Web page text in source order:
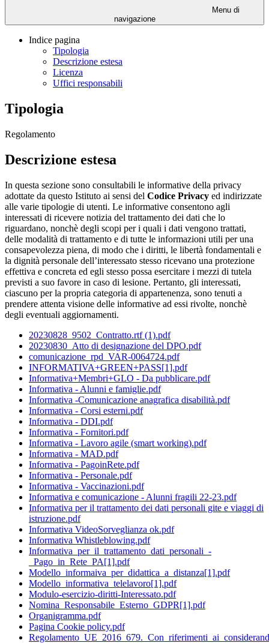
Menu di
navigazione
Indice pagina
Tipologia
Descrizione estesa
Licenza
Uffici responsabili
Tipologia
Regolamento
Descrizione estesa
In questa sezione sono consultabili le informative della privacy
adottate da questo Istituto ai sensi del Codice Privacy ed indirizzate
alle varie tipologie di utenti. Le informative consentono agli
interessati di ricevere notizia del trattamento dei dati che lo
riguardano, nonchè degli scopi per i quali i dati vengono trattati,
delle modalità di trattamento e di tutte le informazioni utili per una
consapevolezza piena, di modo che i diritti, le libertà fondamentali e
la dignità personale dell’interessato stesso ricevano una protezione
effettiva e concreta ed egli stesso possa esercitare i mezzi di tutela
previsti a suo favore in caso di lesione. Pertanto, gli interessati,
ciascuno per la propria categoria di appartenenza, sono tenuti a
prendere attenta visione delle informative ad essi rivolte, nonchè
degli eventuali aggiornamenti.
20230828_9502_Contratto.rtf (1).pdf
20230830_Atto di designazione del DPO.pdf
comunicazione_rpd_VAR-0064724.pdf
INFORMATIVA+GREEN+PASS[1].pdf
Informativa+Membri+GLO - Da pubblicare.pdf
Informativa - Alunni e famiglie.pdf
Informativa -Comunicazione anagrafica disabilità.pdf
Informativa - Corsi esterni.pdf
Informativa - DDI.pdf
Informativa - Fornitori.pdf
Informativa - Lavoro agile (smart working).pdf
Informativa - MAD.pdf
Informativa - PagoinRete.pdf
Informativa - Personale.pdf
Informativa - Vaccinazioni.pdf
Informativa e comunicazione - Alunni fragili 22-23.pdf
Informativa per il trattamento dei dati personali gite e viaggi di
istruzione.pdf
Informativa VideoSorveglianza ok.pdf
Informativa Whistleblowing.pdf
Informativa_per_il_trattamento_dati_personali_-
_Pago_in_Rete_PA[1].pdf
Modello_informaiva_per_didattica_a_distanza[1].pdf
Modello_informativa_telelavoro[1].pdf
Modulo-esercizio-diritti-Interessato.pdf
Nomina_Responsabile_Esterno_GDPR[1].pdf
Organigramma.pdf
Pagina Cookie policy.pdf